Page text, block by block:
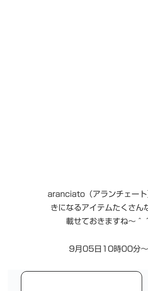
aranciato（アランチェート
きになるアイテムたくさん
載せておきますね〜＾
9月05日10時00分～